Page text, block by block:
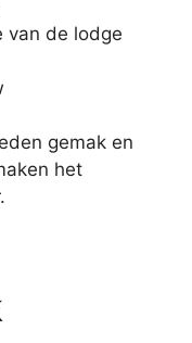
van de lodge
gemak en
het